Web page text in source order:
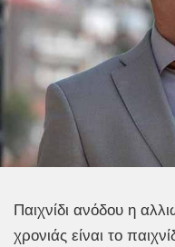
Παιχνίδι ανόδου η
χρονιάς είναι το